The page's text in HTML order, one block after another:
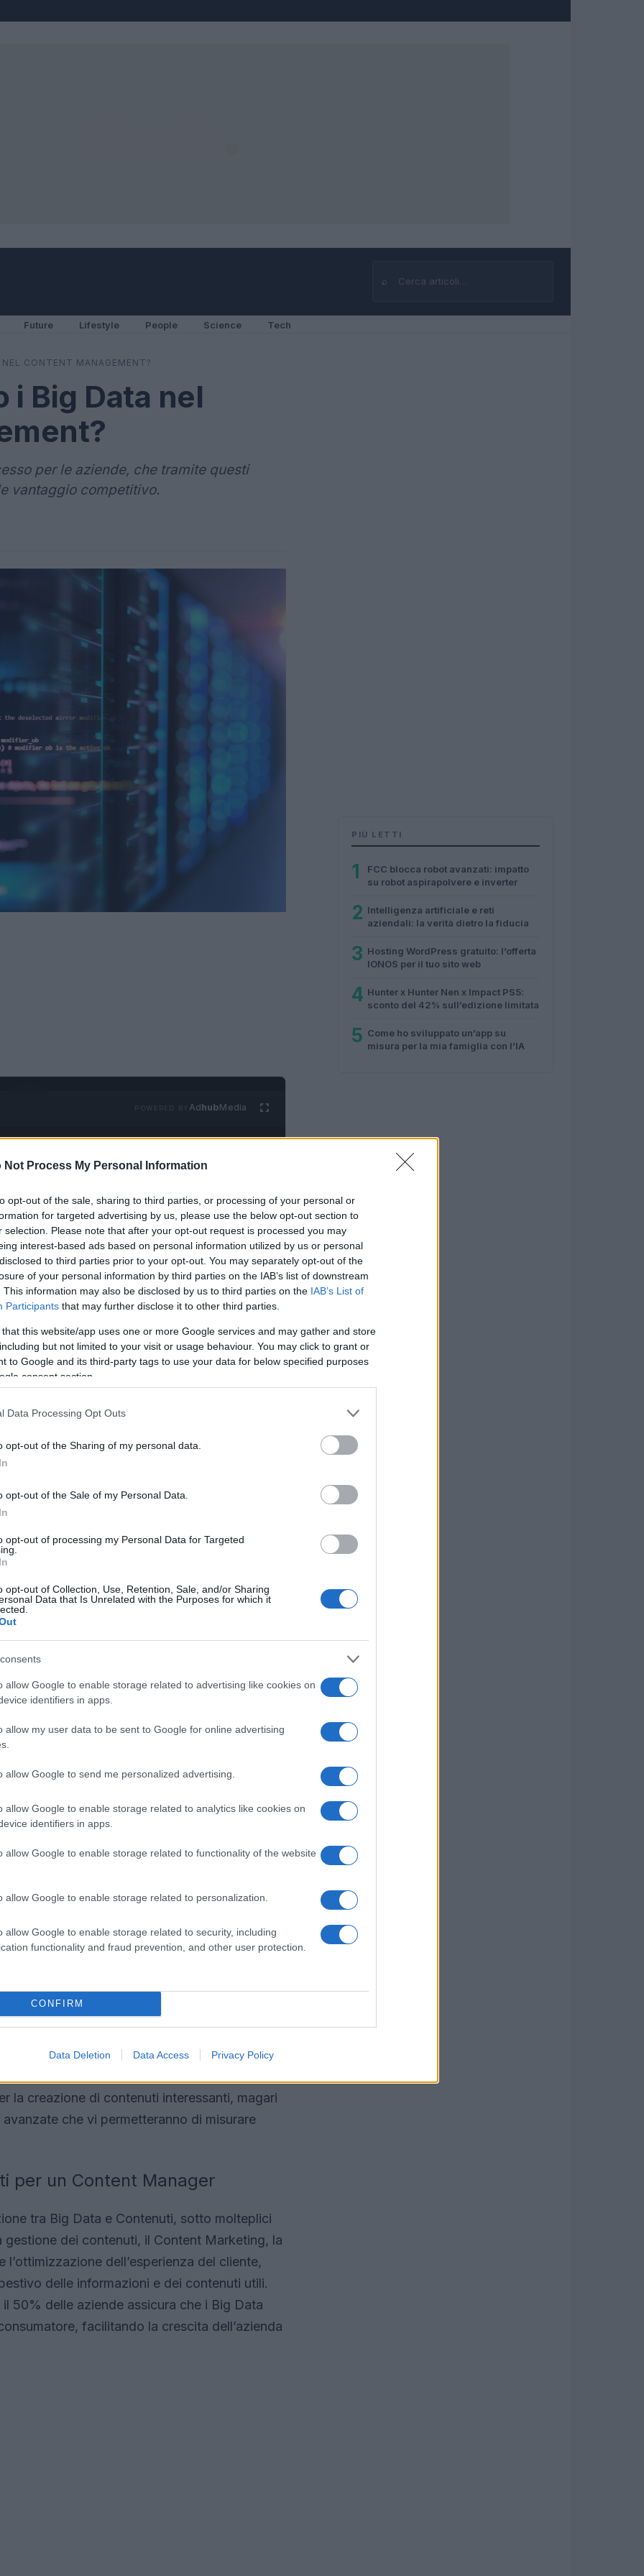
Not Process My Personal Information
opt-out of the sale, sharing to third parties, or processing of your personal or
for targeted advertising by us, please use the below opt-out section to
selection. Please note that after your opt-out request is processed you may
interest-based ads based on personal information utilized by us or personal
to third parties prior to your opt-out. You may separately opt-out of the
of your personal information by third parties on the IAB’s list of downstream
This information may also be disclosed by us to third parties on the IAB’s List of
Participants that may further disclose it to other third parties.
that this website/app uses one or more Google services and may gather and store
but not limited to your visit or usage behaviour. You may click to grant or
to Google and its third-party tags to use your data for below specified purposes
consent section.
Data Processing Opt Outs
opt-out of the Sharing of my personal data.
opt-out of the Sale of my Personal Data.
opt-out of processing my Personal Data for Targeted
opt-out of Collection, Use, Retention, Sale, and/or Sharing
Data that Is Unrelated with the Purposes for which it
allow Google to enable storage related to advertising like cookies on
identifiers in apps.
allow my user data to be sent to Google for online advertising
allow Google to send me personalized advertising.
allow Google to enable storage related to analytics like cookies on
identifiers in apps.
allow Google to enable storage related to functionality of the website
allow Google to enable storage related to personalization.
allow Google to enable storage related to security, including
functionality and fraud prevention, and other user protection.
CONFIRM
Data Deletion Data Access Privacy Policy
⌕
Cerca
Future Lifestyle People Science Tech
CONTENT MANAGEMENT?
i Big Data nel
per le aziende, che tramite questi
vantaggio competitivo.
POWERED BY AdhubMedia
informazioni, gestione medica, marketing e
solo sulle aree di business, ma anche sulla
emerse in merito allariservatezza dei
è stato fortemente influenzato da
il Content Management. IlContent
alla gestione di un marchio su Internet: si
la necessità di vendere l’azienda,
A differenza della pubblicità
sul lungo termine
Il punto fondamentale: i contenuti fanno
Fare una lista di controllo dei contenuti di
benefici. Ma se volete aggiungere a questi
Data alla vostra strategia.
che questo dovrebbe concentrarsi
misurabile. In altre parole, passare da
del
si va ben oltre questi dati processabili.
trattamento di un
strutturato (lo spiegheremo più avanti) e che
Non sorprende quindi che
contenuti, sia alla base di molte iniziative
sotto forma di dati in tempo reale, può
vostro target di riferimento. Può aiutarvi a
la creazione di contenuti interessanti, magari
avanzate che vi permetteranno di misurare
per un Content Manager
tra Big Data e Contenuti, sotto molteplici
dei contenuti, il Content Marketing, la
dell’esperienza del cliente,
delle informazioni e dei contenuti utili.
il 50% delle aziende assicura che i Big Data
facilitando la crescita dell’azienda
PIÙ LETTI
1
FCC blocca robot avanzati: impatto
su robot aspirapolvere e inverter
2 Intelligenza artificiale e reti
aziendali: la verità dietro la fiducia
3 Hosting WordPress gratuito: l’offerta
IONOS per il tuo sito web
4 Hunter x Hunter Nen x Impact PS5:
sconto del 42% sull’edizione limitata
5 Come ho sviluppato un’app su
misura per la mia famiglia con l’IA